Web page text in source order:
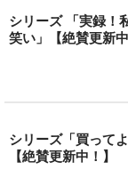
シリーズ 「実録！
笑い」【絶賛更新中
シリーズ「買って
【絶賛更新中！】